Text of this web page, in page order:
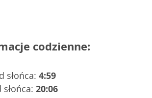
codzienne:
słońca: 4:59
20:06